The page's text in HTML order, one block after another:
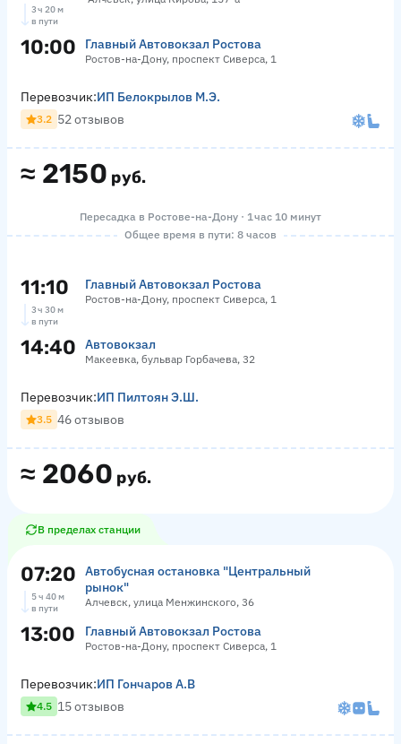
3 ч 20 м
в пути
10:00 Главный Автовокзал Ростова
Ростов-на-Дону, проспект Сиверса, 1
≈ 2150 руб.
Перевозчик:ИП Белокрылов М.Э.
3.2 52 отзывов
Пересадка в Ростове-на-Дону · 1 час 10 минут
Общее время в пути: 8 часов
11:10 Главный Автовокзал Ростова
Ростов-на-Дону, проспект Сиверса, 1
3 ч 30 м
в пути
14:40 Автовокзал
Макеевка, бульвар Горбачева, 32
≈ 2060 руб.
Перевозчик:ИП Пилтоян Э.Ш.
3.5 46 отзывов
В пределах станции
07:20
Автобусная остановка "Центральный
рынок"
Алчевск, улица Менжинского, 36
5 ч 40 м
в пути
13:00 Главный Автовокзал Ростова
Ростов-на-Дону, проспект Сиверса, 1
Перевозчик:ИП Гончаров А.В
4.5 15 отзывов